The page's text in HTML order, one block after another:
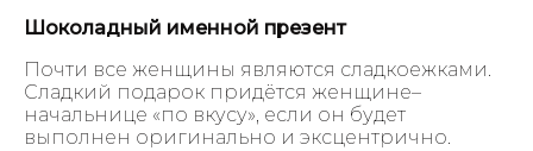
Шоколадный именной презент
Почти все женщины являются сладкоежками.
Сладкий подарок придётся женщине–
начальнице «по вкусу», если он будет
выполнен оригинально и эксцентрично.